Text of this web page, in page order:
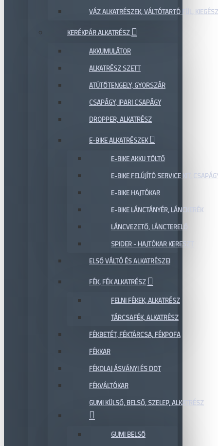
VÁZ ALKATRÉSZEK, VÁLTÓTARTÓ FÜL,
KERÉKPÁR ALKATRÉSZ
AKKUMULÁTOR
ALKATRÉSZ SZETT
ATÜTŐTENGELY, GYORSZÁR
CSAPÁGY, IPARI CSAPÁGY
DROPPER, ALKATRÉSZ
E-BIKE ALKATRÉSZEK
E-BIKE AKKU TÖLTŐ
E-BIKE FELÚJÍTÓ SERVICE KIT,
E-BIKE HAJTÓKAR
E-BIKE LÁNCTÁNYÉR, LÁNCKERÉK
LÁNCVEZETŐ, LÁNCTERELŐ
SPIDER - HAJTÓKAR KERESZT
ELSŐ VÁLTÓ ÉS ALKATRÉSZEI
FÉK, FÉK ALKATRÉSZ
FELNI FÉKEK, ALKATRÉSZ
TÁRCSAFÉK, ALKATRÉSZ
FÉKBETÉT, FÉKTÁRCSA, FÉKPOFA
FÉKKAR
FÉKOLAJ ÁSVÁNYI ÉS DOT
FÉKVÁLTÓKAR
GUMI KÜLSŐ, BELSŐ, SZELEP, ALKATRÉSZ
GUMI BELSŐ